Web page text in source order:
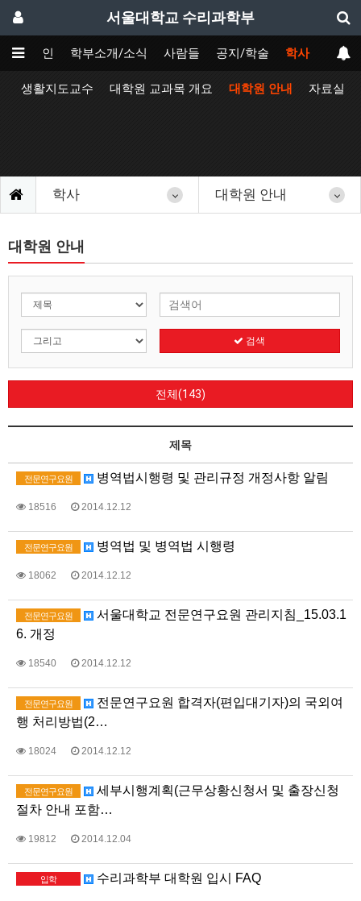
서울대학교 수리과학부
메인 학부소개/소식 사람들 공지/학술 학사
생활지도교수 대학원 교과목 개요 대학원 안내 자료실
학사 대학원 안내
대학원 안내
검색
전체(143)
제목
전문연구요원 병역법시행령 및 관리규정 개정사항 알림
18516 2014.12.12
전문연구요원 병역법 및 병역법 시행령
18062 2014.12.12
전문연구요원
서울대학교 전문연구요원 관리지침_15.03.1
6. 개정
18540 2014.12.12
전문연구요원
전문연구요원 합격자(편입대기자)의 국외여
행 처리방법(2…
18024 2014.12.12
전문연구요원
세부시행계획(근무상황신청서 및 출장신청
절차 안내 포함…
19812 2014.12.04
입학 수리과학부 대학원 입시 FAQ